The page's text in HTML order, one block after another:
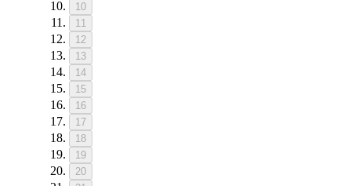
10
11
12
13
14
15
16
17
18
19
20